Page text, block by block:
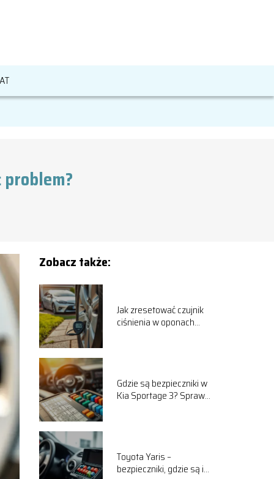
Zobacz także:
Jak zresetować czujnik
ciśnienia w oponach
Gdzie są bezpieczniki w
Kia Sportage 3? Sprawdź
Toyota Yaris –
bezpieczniki, gdzie są i